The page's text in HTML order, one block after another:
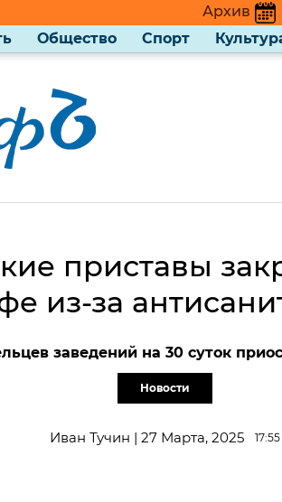
Архив
Общество Спорт
приставы
из-за
заведений на 30 суток
Новости
Иван Тучин | 27 Марта, 2025 17:55